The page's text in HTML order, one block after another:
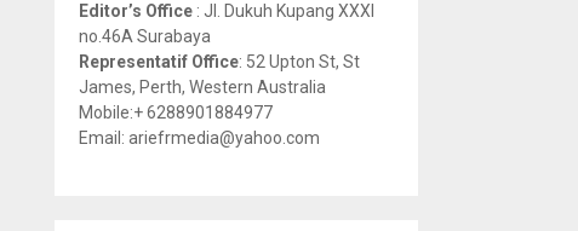
Editor’s Office : Jl. Dukuh Kupang XXXI
no.46A Surabaya
Representatif Office: 52 Upton St, St
James, Perth, Western Australia
Mobile:+ 6288901884977
Email: ariefrmedia@yahoo.com